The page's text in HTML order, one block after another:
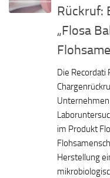
Rückruf:
„Flosa
Die
im Produkt
Herstellung